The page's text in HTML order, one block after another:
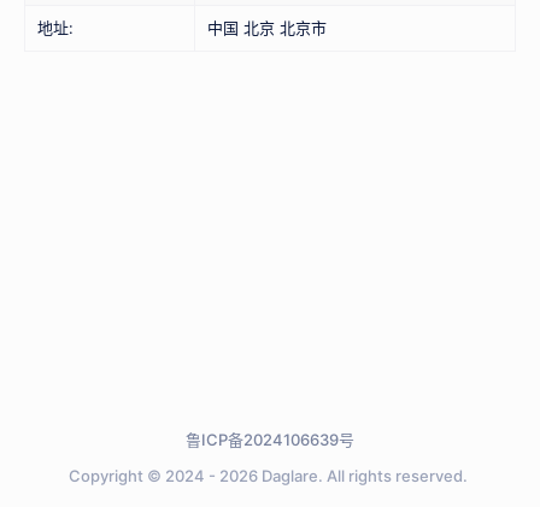
地址: 中国 北京 北京市
Copyright © 2024 - 2026 Daglare. All rights reserved.
鲁ICP备2024106639号